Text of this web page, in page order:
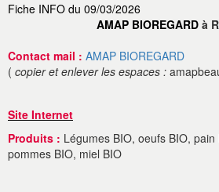
Fiche INFO du 09/03/2026
AMAP BIOREGARDà
Contact mail : AMAP BIOREGARD
( copier et enlever les espaces :
Site Internet
Produits : Légumes BIO, oeufs BIO,
pommes BIO, miel BIO